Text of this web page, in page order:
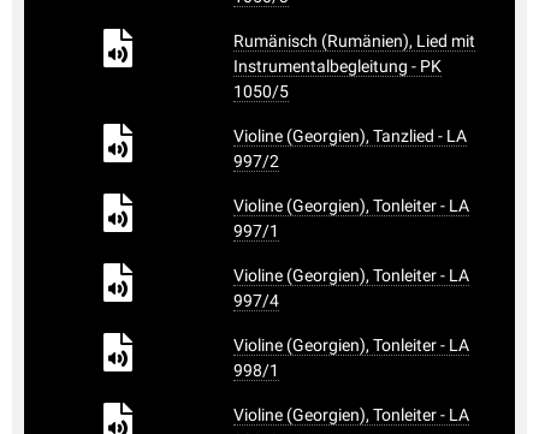
Rumänisch (Rumänien), Lied mit
Instrumentalbegleitung - PK
1050/5
Violine (Georgien), Tanzlied - LA
997/2
Violine (Georgien), Tonleiter - LA
997/1
Violine (Georgien), Tonleiter - LA
997/4
Violine (Georgien), Tonleiter - LA
998/1
Violine (Georgien), Tonleiter - LA